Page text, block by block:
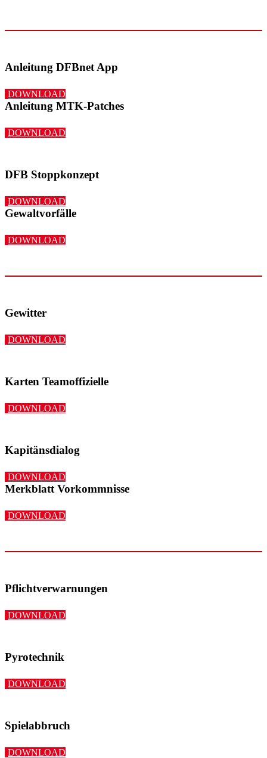
Anleitung DFBnet App
DOWNLOAD
Anleitung MTK-Patches
DOWNLOAD
DFB Stoppkonzept
DOWNLOAD
Gewaltvorfälle
DOWNLOAD
Gewitter
DOWNLOAD
Karten Teamoffizielle
DOWNLOAD
Kapitänsdialog
DOWNLOAD
Merkblatt Vorkommnisse
DOWNLOAD
Pflichtverwarnungen
DOWNLOAD
Pyrotechnik
DOWNLOAD
Spielabbruch
DOWNLOAD